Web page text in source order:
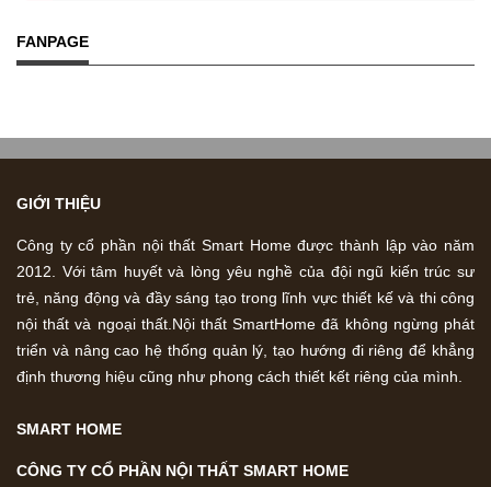
FANPAGE
GIỚI THIỆU
Công ty cổ phần nội thất Smart Home được thành lập vào năm
2012. Với tâm huyết và lòng yêu nghề của đội ngũ kiến trúc sư
trẻ, năng động và đầy sáng tạo trong lĩnh vực thiết kế và thi công
nội thất và ngoại thất.Nội thất SmartHome đã không ngừng phát
triển và nâng cao hệ thống quản lý, tạo hướng đi riêng để khẳng
định thương hiệu cũng như phong cách thiết kết riêng của mình.
SMART HOME
CÔNG TY CỔ PHẦN NỘI THẤT SMART HOME